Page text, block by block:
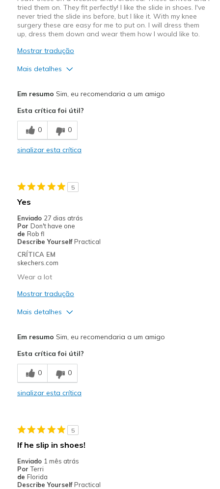
tried them on. They fit perfectly! I like the slide in shoes. I've
never tried the slide ins before, but I like it. With my knee
surgery these are easy for me to put on. I will dress them
up, dress them down and wear them how I would like to.
Mostrar tradução
Mais detalhes
Comfortable
Stylish
Going Out
Travel
Width
Sizing
View On Shoes
Em resumo Sim, eu recomendaria a um amigo
Esta crítica foi útil?
0 0
sinalizar esta crítica
5
Yes
Enviado 27 dias atrás
Por Don't have one
de Rob fl
Describe Yourself Practical
CRÍTICA EM
skechers.com
Wear a lot
Mostrar tradução
Mais detalhes
Comfortable
Durable
Casual Wear
Travel
Em resumo Sim, eu recomendaria a um amigo
Esta crítica foi útil?
0 0
sinalizar esta crítica
5
If he slip in shoes!
Enviado 1 mês atrás
Por Terri
de Florida
Describe Yourself Practical